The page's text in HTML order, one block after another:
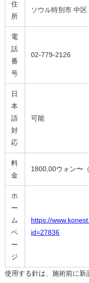
住
所
ソウル特別市 中
電
話
番
号
02-779-2126
日
本
語
対
応
可能
料
金
1800,00ウォン〜
ホ
ー
ム
ペ
ー
ジ
https://
id=27836
使用する針は、施術前に新